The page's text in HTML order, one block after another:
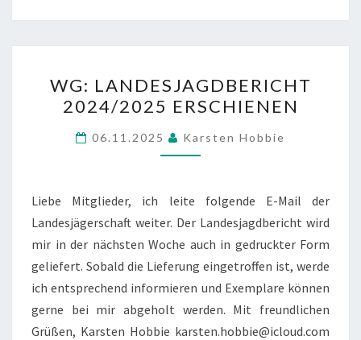
LANDESJAGDBERICHT
2024/2025
ERSCHIENEN
WG: LANDESJAGDBERICHT
2024/2025 ERSCHIENEN
06.11.2025 Karsten Hobbie
Liebe Mitglieder, ich leite folgende E-Mail der
Landesjägerschaft weiter. Der Landesjagdbericht wird
mir in der nächsten Woche auch in gedruckter Form
geliefert. Sobald die Lieferung eingetroffen ist, werde
ich entsprechend informieren und Exemplare können
gerne bei mir abgeholt werden. Mit freundlichen
Grüßen, Karsten Hobbie karsten.hobbie@icloud.com